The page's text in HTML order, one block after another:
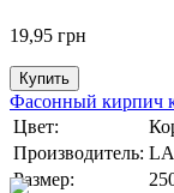
19,95 грн
Купить
Фасонный кирпич
Цвет:
Производитель:
Размер: